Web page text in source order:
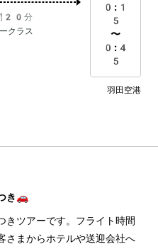
20分
クラス
0:1
5
〜
0:4
5
羽田空港
き🚗
きツアーです。フライト時間
さまからホテルや送迎会社へ